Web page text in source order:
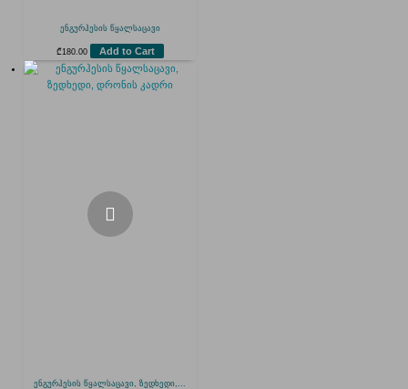
ენგურჰესის წყალსაცავი
₾180.00 Add to Cart
ენგურჰესის წყალსაცავი, ზედხედი,...